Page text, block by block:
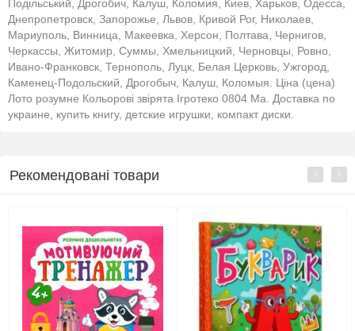
Подільський, Дрогобич, Калуш, Коломия, Киев, Харьков, Одесса,
Днепропетровск, Запорожье, Львов, Кривой Рог, Николаев,
Мариуполь, Винница, Макеевка, Херсон, Полтава, Чернигов,
Черкассы, Житомир, Суммы, Хмельницкий, Черновцы, Ровно,
Ивано-Франковск, Тернополь, Луцк, Белая Церковь, Ужгород,
Каменец-Подольский, Дрогобыч, Калуш, Коломыя. Ціна (цена)
Лото розумне Кольорові звірята Ігротеко 0804 Ма. Доставка по
украине, купить книгу, детские игрушки, компакт диски.
Рекомендовані товари